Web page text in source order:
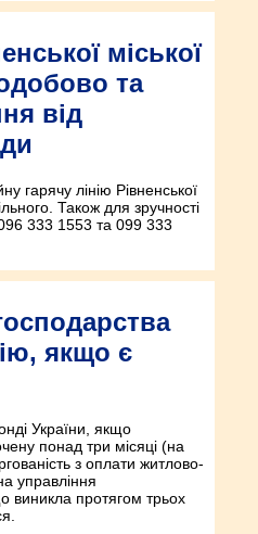
міської
та
від
гарячу лінію Рівненської
Також для зручності
333 1553 та 099 333
якщо є
України, якщо
понад три місяці (на
з оплати житлово-
управління
виникла протягом трьох